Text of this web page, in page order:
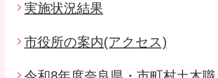
実施状況結果
市役所の案内(アクセス)